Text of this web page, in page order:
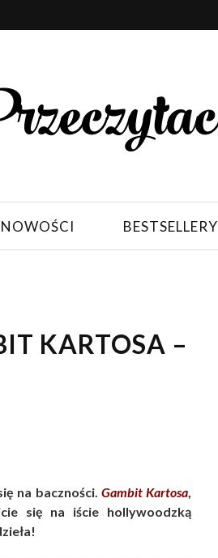
BESTSELLERY
KARTOSA –
na baczności. Gambit Kartosa,
się na iście hollywoodzką